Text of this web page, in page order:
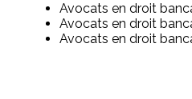
Avocats en droit
Avocats en droit
Avocats en droit